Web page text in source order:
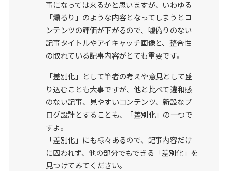
事になっては来るかと思いますが、いわゆる
「煽るり」のような内容となってしまうとコ
ンテンツの評価が下がるので、嘘偽りのない
記事タイトルやアイキャッチ画像と、整合性
の取れている記事内容がとても重要です。
「差別化」として筆者の考えや意見として盛
り込むことも大事ですが、他と比べて違和感
のない記事、見やすいコンテンツ、新設なブ
ログ設計とすることも、「差別化」の一つで
すよ。
「差別化」にも様々あるので、記事内容だけ
に囚われず、他の部分でもできる「差別化」を
見つけてみてください。